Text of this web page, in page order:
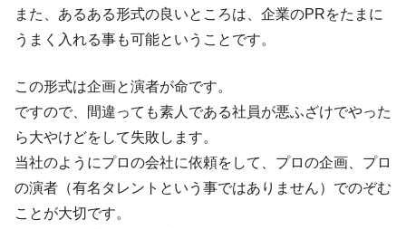
また、あるある形式の良いところは、企業のPRをたまに
うまく入れる事も可能ということです。
この形式は企画と演者が命です。
ですので、間違っても素人である社員が悪ふざけでやった
ら大やけどをして失敗します。
当社のようにプロの会社に依頼をして、プロの企画、プロ
の演者（有名タレントという事ではありません）でのぞむ
ことが大切です。